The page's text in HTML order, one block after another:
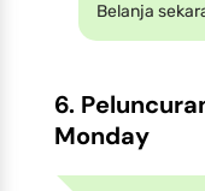
Belanja
6.
Monday